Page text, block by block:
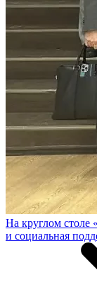
На круглом столе
и социальная